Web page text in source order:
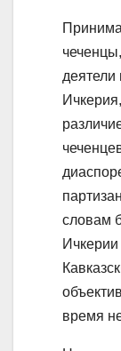
деятели
словам
время